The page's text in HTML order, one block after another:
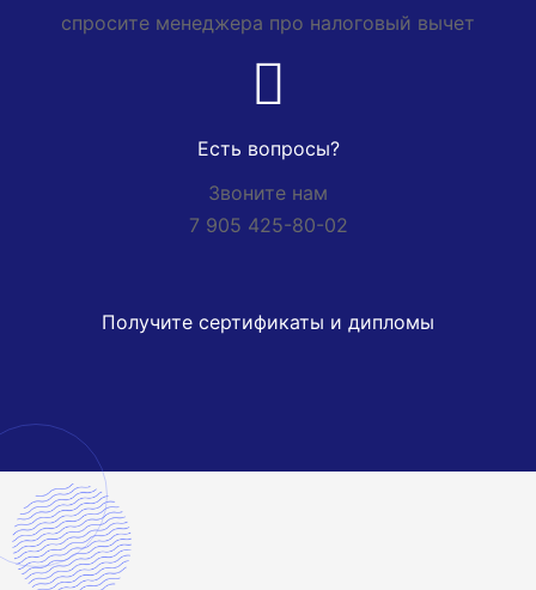
спросите менеджера про налоговый вычет
Есть вопросы?
Звоните нам
7 905 425-80-02
Получите сертификаты и дипломы